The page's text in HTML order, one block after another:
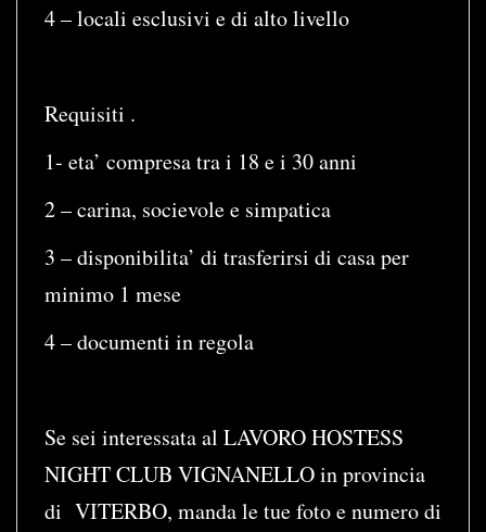
4 – locali esclusivi e di alto livello
Requisiti .
1- eta’ compresa tra i 18 e i 30 anni
2 – carina, socievole e simpatica
3 – disponibilita’ di trasferirsi di casa per
minimo 1 mese
4 – documenti in regola
Se sei interessata al LAVORO HOSTESS
NIGHT CLUB VIGNANELLO in provincia
di VITERBO, manda le tue foto e numero di